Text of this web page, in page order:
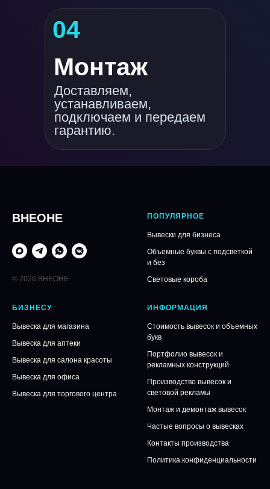
04
Монтаж
Доставляем,
устанавливаем,
подключаем и передаем
гарантию.
ВНЕОНЕ
© 2026 ВНЕОНЕ
ПОПУЛЯРНОЕ
Вывески для бизнеса
Объемные буквы с подсветкой
и без
Световые короба
БИЗНЕСУ
Вывеска для магазина
Вывеска для аптеки
Вывеска для салона красоты
Вывеска для офиса
Вывеска для торгового центра
ИНФОРМАЦИЯ
Стоимость вывесок и объемных
букв
Портфолио вывесок и
рекламных конструкций
Производство вывесок и
световой рекламы
Монтаж и демонтаж вывесок
Частые вопросы о вывесках
Контакты производства
Политика конфиденциальности